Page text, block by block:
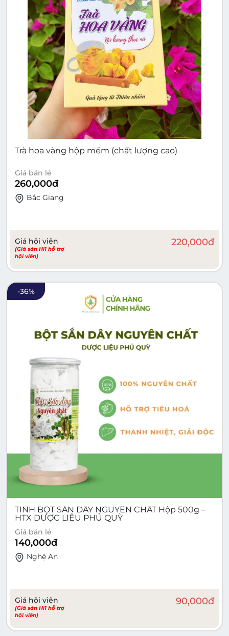
Trà hoa vàng hộp mềm (chất lượng cao)
Giá bán lẻ
260,000đ
Bắc Giang
Giá hội viên
(Giá sàn Hi1 hỗ trợ
hội viên)
220,000đ
-36%
TINH BỘT SẮN DÂY NGUYÊN CHẤT Hộp 500g –
HTX DƯỢC LIỆU PHỦ QUỲ
Giá bán lẻ
140,000đ
Nghệ An
Giá hội viên
(Giá sàn Hi1 hỗ trợ
hội viên)
90,000đ